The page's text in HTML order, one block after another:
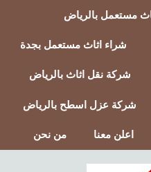
مستعمل بالرياض
شراء اثاث مستعمل بجدة
شركة نقل اثاث بالرياض
شركة عزل اسطح بالرياض
اعلن معنا من نحن